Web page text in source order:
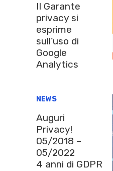
Il Garante
privacy si
esprime
sull’uso di
Google
Analytics
NEWS
Auguri
Privacy!
05/2018 –
05/2022
4 anni di GDPR